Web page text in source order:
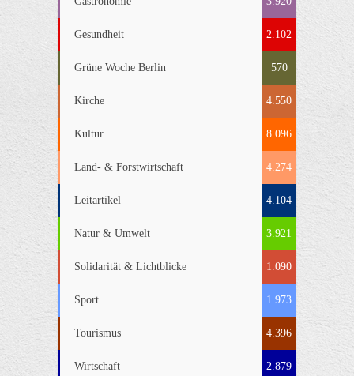
Gesundheit 2.102
Grüne Woche Berlin 570
Kirche 4.550
Kultur 8.096
Land- & Forstwirtschaft 4.274
Leitartikel 4.104
Natur & Umwelt 3.921
Solidarität & Lichtblicke 1.090
Sport 1.973
Tourismus 4.396
Wirtschaft 2.879